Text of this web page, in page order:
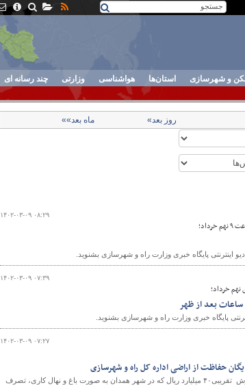
و شهرسازی استان‌ها هواشناسی وزارتی چند رسانه ای
روز بعد» ماه بعد»»
۱۴۰۲-۰۳-۰۹ ۰۸:۲۹
اینترنتی پایگاه خبری وزارت راه و شهرسازی بشنوید.
۱۴۰۲-۰۳-۰۹ ۰۷:۳۹
نهم خرداد؛
بعد از ظهر
پایگاه خبری وزارت راه و شهرسازی بشنوید.
۱۴۰۲-۰۳-۰۹ ۰۷:۲۷
حفاظت از اراضی اداره کل راه و شهرسازی
۴هزار متر مربع از اراضی دولتی با کاربری تجاری به ارزش تقریبی۴۰ میلیارد ریال که در شهر همدان به صورت باغ و نهال کاری، تصرف